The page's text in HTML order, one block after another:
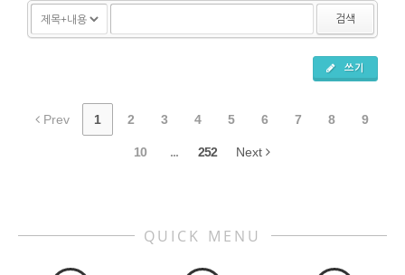
검색
쓰기
Prev 1 2 3 4 5 6 7 8 9
10 ... 252 Next
QUICK MENU